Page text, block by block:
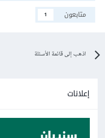
متابعون
1
اذهب إلى قائمة الأسئلة
إعلانات